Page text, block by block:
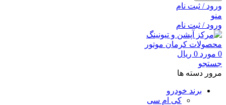
ورود / ثبت نام
منو
ورود / ثبت نام
0 مورد 0 ریال
جستجو
مرور دسته ها
برند خودرو
کی ام سی